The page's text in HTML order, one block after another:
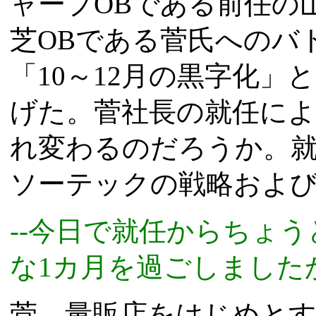
芝OBである菅氏へのバ
「10～12月の黒字化」
げた。菅社長の就任に
れ変わるのだろうか。
ソーテックの戦略およ
--今日で就任からちょ
な1カ月を過ごしました